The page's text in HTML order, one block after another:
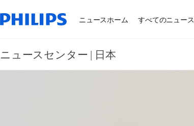
ニュースホーム すべてのニュース
ニュースセンター | 日本